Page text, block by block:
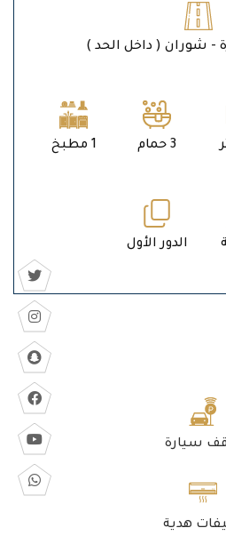
- شوران ( داخل الحد )
3 حمام 1 مطبخ
الدور الأول
سيارة
هدية